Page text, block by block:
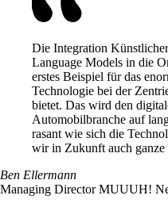
Die Integration
Language Models in die
erstes Beispiel für das
Technologie bei der
bietet. Das wird den
Automobilbranche auf
rasant wie sich die
wir in Zukunft auch ganze
Ben Ellermann
Managing Director MUUUH!